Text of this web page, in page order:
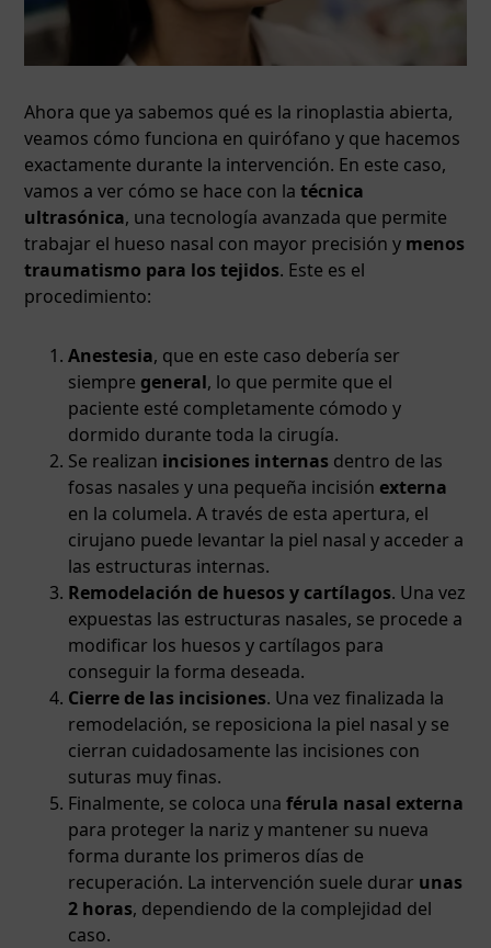
Ahora que ya sabemos qué es la rinoplastia abierta,
veamos cómo funciona en quirófano y que hacemos
exactamente durante la intervención. En este caso,
vamos a ver cómo se hace con latécnica
ultrasónica, una tecnología avanzada que permite
trabajar el hueso nasal con mayor precisión y menos
traumatismo para los tejidos. Este es el
procedimiento:
Anestesia, que en este caso debería ser
siempre general, lo que permite que el
paciente esté completamente cómodo y
dormido durante toda la cirugía.
Se realizan incisiones internas dentro de las
fosas nasales y una pequeña incisión externa
en la columela. A través de esta apertura, el
cirujano puede levantar la piel nasal y acceder a
las estructuras internas.
Remodelación de huesos y cartílagos. Una vez
expuestas las estructuras nasales, se procede a
modificar los huesos y cartílagos para
conseguir la forma deseada.
Cierre de las incisiones. Una vez finalizada la
remodelación, se reposiciona la piel nasal y se
cierran cuidadosamente las incisiones con
suturas muy finas.
Finalmente, se coloca unaférula nasal externa
para proteger la nariz y mantener su nueva
forma durante los primeros días de
recuperación. La intervención suele durar unas
2 horas, dependiendo de la complejidad del
caso.